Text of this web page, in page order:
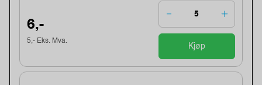
6,-
5,- Eks. Mva.
Kjøp